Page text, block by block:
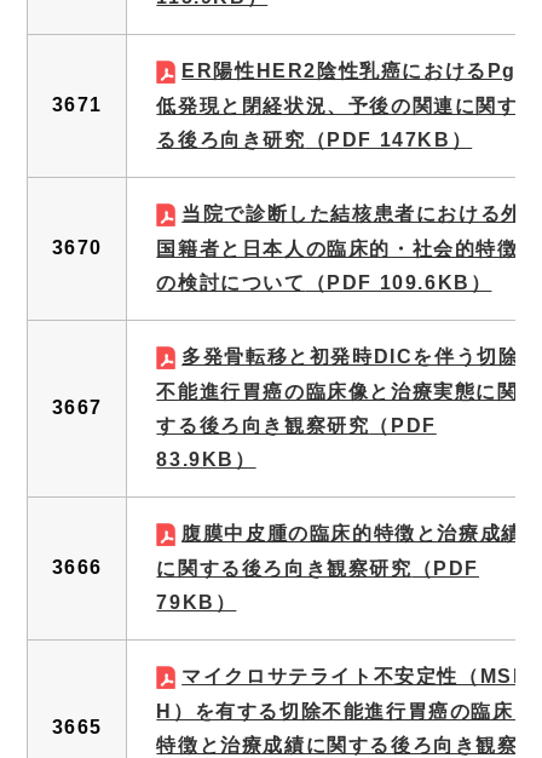
3671
ER陽性HER2陰性乳癌におけるPgR
低発現と閉経状況、予後の関連に関す
る後ろ向き研究 （PDF 147KB）
3670
当院で診断した結核患者における外
国籍者と日本人の臨床的・社会的特徴
の検討について
（PDF 109.6KB）
3667
多発骨転移と初発時DICを伴う切除
不能進行胃癌の臨床像と治療実態に関
する後ろ向き観察研究 （PDF
83.9KB）
3666
腹膜中皮腫の臨床的特徴と治療成績
に関する後ろ向き観察研究 （PDF
79KB）
3665
マイクロサテライト不安定性（MSI-
H）を有する切除不能進行胃癌の臨床的
特徴と治療成績に関する後ろ向き観察